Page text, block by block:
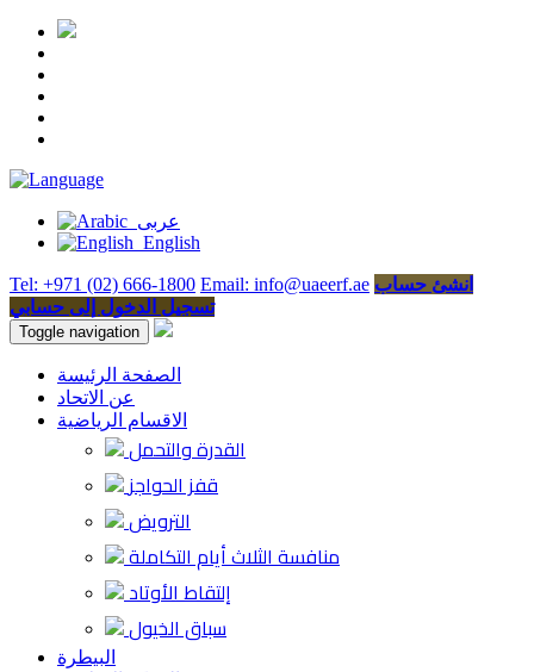
عربى
English
Tel: +971 (02) 666-1800 Email: info@uaeerf.ae انشئ حساب
تسجيل الدخول إلى حسابي
Toggle navigation
الصفحة الرئيسة
عن الاتحاد
الاقسام الرياضية
القدرة والتحمل
قفز الحواجز
الترويض
منافسة الثلاث أيام التكاملة
إلتقاط الأوتاد
سباق الخيول
البيطرة